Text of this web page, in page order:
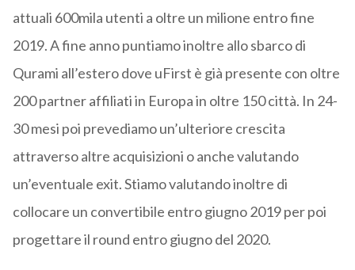
attuali 600mila utenti a oltre un milione entro fine
2019. A fine anno puntiamo inoltre allo sbarco di
Qurami all’estero dove uFirst è già presente con oltre
200 partner affiliati in Europa in oltre 150 città. In 24-
30 mesi poi prevediamo un’ulteriore crescita
attraverso altre acquisizioni o anche valutando
un’eventuale exit. Stiamo valutando inoltre di
collocare un convertibile entro giugno 2019 per poi
progettare il round entro giugno del 2020.